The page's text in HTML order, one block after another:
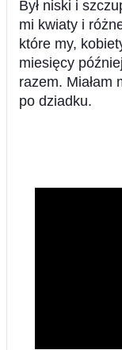
Był niski i
mi kwiaty i
które my,
miesięcy
razem. Miałam
po dziadku.